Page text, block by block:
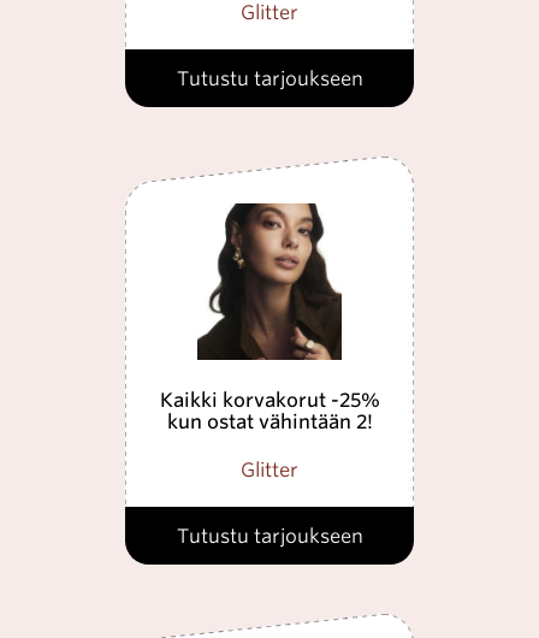
Glitter
Tutustu tarjoukseen
Kaikki korvakorut -25%
kun ostat vähintään 2!
Glitter
Tutustu tarjoukseen